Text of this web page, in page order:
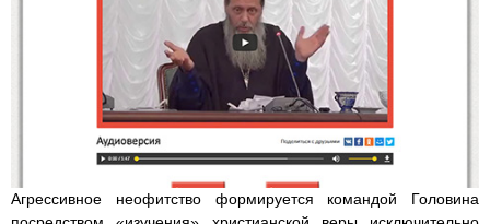
Агрессивное неофитство формируется командой Головина